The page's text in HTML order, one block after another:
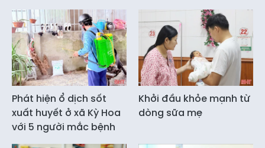
Phát hiện ổ dịch sốt
xuất huyết ở xã Kỳ Hoa
với 5 người mắc bệnh
Khởi đầu khỏe mạnh từ
dòng sữa mẹ